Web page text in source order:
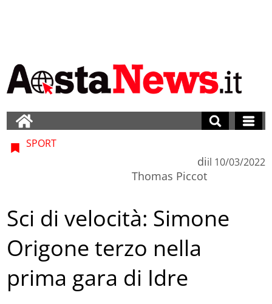
SPORT
di
Thomas Piccot
il 10/03/2022
Sci di velocità: Simone
Origone terzo nella
prima gara di Idre